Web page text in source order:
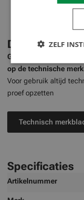
Downloads
Gebruiksaanwijzing
op de technische
Voor gebruik altijd
proef opzetten
Technisch
Specificaties
Meer
Artikelnummer
ZELF